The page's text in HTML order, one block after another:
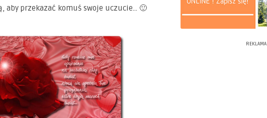
REKLAMA
aby przekazać komuś swoje uczucie… 🙂